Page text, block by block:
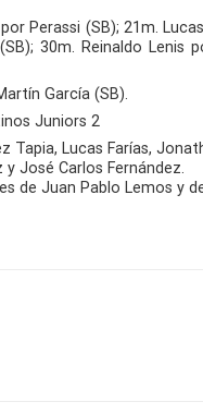
Perassi (SB); 21m.
30m. Reinaldo Lenis
García (SB).
Juniors 2
Tapia, Lucas Farías,
José Carlos Fernández.
de Juan Pablo Lemos y